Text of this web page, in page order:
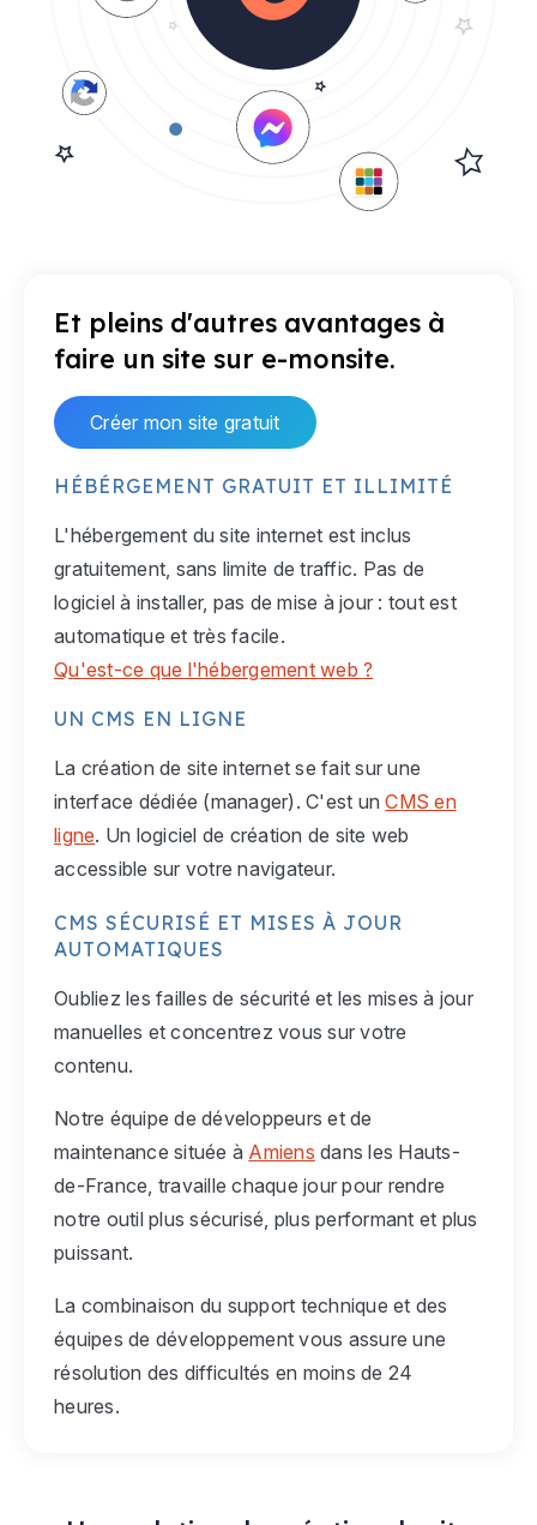
Et pleins d'autres avantages à
faire un site sur e-monsite.
Créer mon site gratuit
HÉBÉRGEMENT GRATUIT ET ILLIMITÉ
L'hébergement du site internet est inclus
gratuitement, sans limite de traffic. Pas de
logiciel à installer, pas de mise à jour : tout est
automatique et très facile.
Qu'est-ce que l'hébergement web ?
UN CMS EN LIGNE
La création de site internet se fait sur une
interface dédiée (manager). C'est unCMS en
ligne. Un logiciel de création de site web
accessible sur votre navigateur.
CMS SÉCURISÉ ET MISES À JOUR
AUTOMATIQUES
Oubliez les failles de sécurité et les mises à jour
manuelles et concentrez vous sur votre
contenu.
Notre équipe de développeurs et de
maintenance située à Amiens dans les Hauts-
de-France, travaille chaque jour pour rendre
notre outil plus sécurisé, plus performant et plus
puissant.
La combinaison du support technique et des
équipes de développement vous assure une
résolution des difficultés en moins de 24
heures.